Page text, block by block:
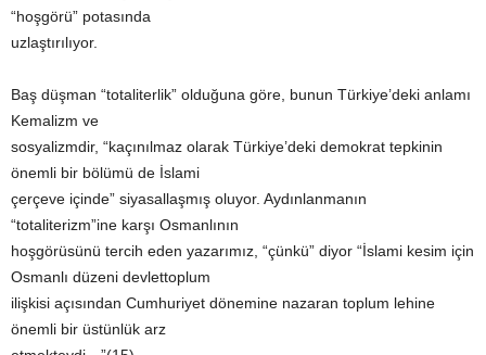
“hoşgörü” potasında
uzlaştırılıyor.
Baş düşman “totaliterlik” olduğuna göre, bunun Türkiye’deki anlamı
Kemalizm ve
sosyalizmdir, “kaçınılmaz olarak Türkiye’deki demokrat tepkinin
önemli bir bölümü de İslami
çerçeve içinde” siyasallaşmış oluyor. Aydınlanmanın
“totaliterizm”ine karşı Osmanlının
hoşgörüsünü tercih eden yazarımız, “çünkü” diyor “İslami kesim için
Osmanlı düzeni devlettoplum
ilişkisi açısından Cumhuriyet dönemine nazaran toplum lehine
önemli bir üstünlük arz